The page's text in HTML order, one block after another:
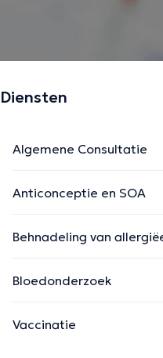
De beschrijving werd aangepast
Diensten
Algemene Consultatie
Anticonceptie en SOA
Behnadeling van
Bloedonderzoek
Vaccinatie